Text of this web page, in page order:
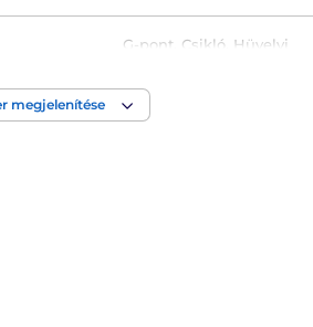
G-pont Csikló Hüvelyi
Nabíječka
megjelenítése